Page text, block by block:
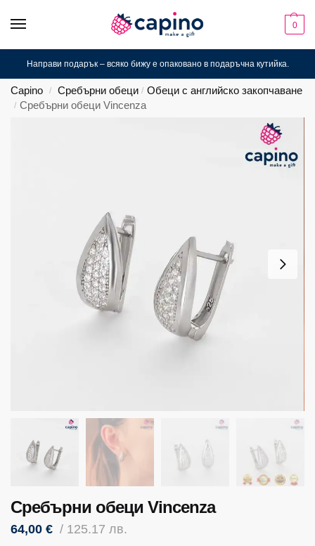
0
Направи подарък – всяко бижу е опаковано в подаръчна кутийка.
Capino / Сребърни обеци / Обеци с английско закопчаване
/ Сребърни обеци Vincenza
Сребърни обеци Vincenza
64,00 € / 125.17 лв.